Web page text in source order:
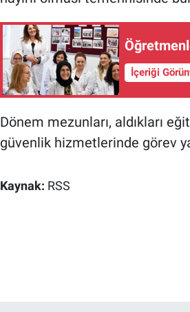
İçeriği
Dönem mezunları, aldıkları
güvenlik hizmetlerinde görev
Kaynak: RSS